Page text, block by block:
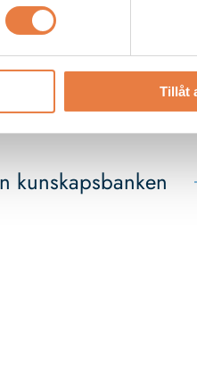
Tillåt
kunskapsbanken